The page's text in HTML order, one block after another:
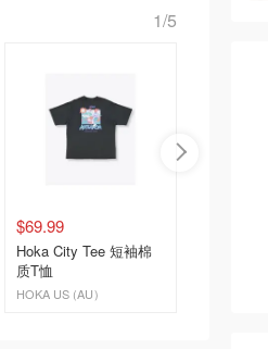
1/5
$69.99
Hoka City Tee 短袖棉
质T恤
HOKA US (AU)